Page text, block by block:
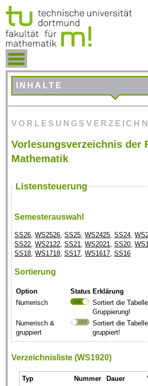
INHALTE
Vorlesungsverzeichnis der
Mathematik
Listensteuerung
Semesterauswahl
SS26,WS2526,SS25,WS2425,SS24,
SS22,WS2122,SS21,WS2021,SS20,
SS18,WS1718,SS17,WS1617,SS16
Sortierung
Option Status Erklärung
Numerisch
Sortiert die
Gruppierung!
Numerisch &
gruppiert
Sortiert die
gruppiert!
Verzeichnisliste (WS1920)
Typ Nummer Dauer